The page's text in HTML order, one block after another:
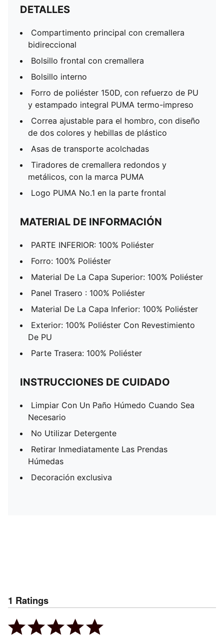
DETALLES
Compartimento principal con cremallera
bidireccional
Bolsillo frontal con cremallera
Bolsillo interno
Forro de poliéster 150D, con refuerzo de PU
y estampado integral PUMA termo-impreso
Correa ajustable para el hombro, con diseño
de dos colores y hebillas de plástico
Asas de transporte acolchadas
Tiradores de cremallera redondos y
metálicos, con la marca PUMA
Logo PUMA No.1 en la parte frontal
MATERIAL DE INFORMACIÓN
PARTE INFERIOR: 100% Poliéster
Forro: 100% Poliéster
Material De La Capa Superior: 100% Poliéster
Panel Trasero : 100% Poliéster
Material De La Capa Inferior: 100% Poliéster
Exterior: 100% Poliéster Con Revestimiento
De PU
Parte Trasera: 100% Poliéster
INSTRUCCIONES DE CUIDADO
Limpiar Con Un Paño Húmedo Cuando Sea
Necesario
No Utilizar Detergente
Retirar Inmediatamente Las Prendas
Húmedas
Decoración exclusiva
1 Ratings